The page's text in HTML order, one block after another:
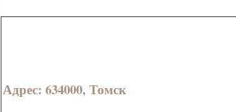
Адрес: 634000, Томск